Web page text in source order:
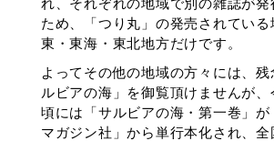
ため、「つり丸」の発売されている
東・東海・東北地方だけです。
よってその他の地域の方々には、
ルビアの海」を御覧頂けませんが
頃には「サルビアの海・第一巻」が
マガジン社」から単行本化され、全